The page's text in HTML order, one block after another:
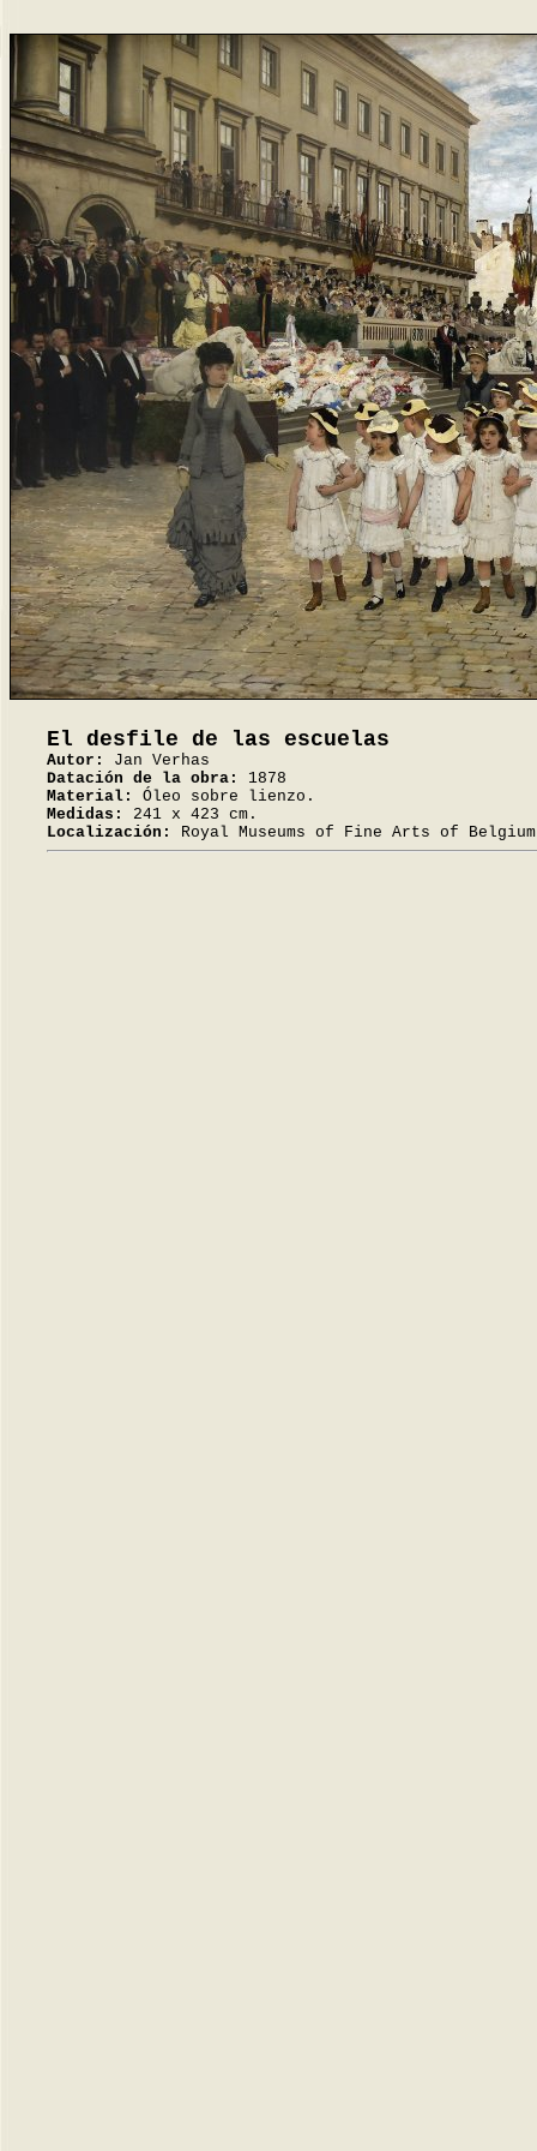
El desfile de las escuelas
Autor:
Jan Verhas
Datación de la obra:
1878
Material:
Óleo sobre lienzo.
Medidas:
241 x 423 cm.
Localización:
Royal Museums of Fine Arts of